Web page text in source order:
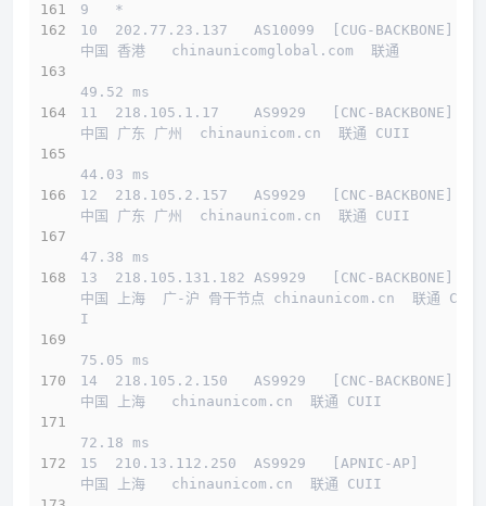
9   *
10  202.77.23.137   AS10099  [CUG-BACKBONE]
中国 香港   chinaunicomglobal.com  联通
49.52 ms
11  218.105.1.17    AS9929   [CNC-BACKBONE]
中国 广东 广州  chinaunicom.cn  联通 CUII
44.03 ms
12  218.105.2.157   AS9929   [CNC-BACKBONE]
中国 广东 广州  chinaunicom.cn  联通 CUII
47.38 ms
13  218.105.131.182 AS9929   [CNC-BACKBONE]
中国 上海  广-沪 骨干节点 chinaunicom.cn  联通 CUI
I
75.05 ms
14  218.105.2.150   AS9929   [CNC-BACKBONE]
中国 上海   chinaunicom.cn  联通 CUII
72.18 ms
15  210.13.112.250  AS9929   [APNIC-AP]
中国 上海   chinaunicom.cn  联通 CUII